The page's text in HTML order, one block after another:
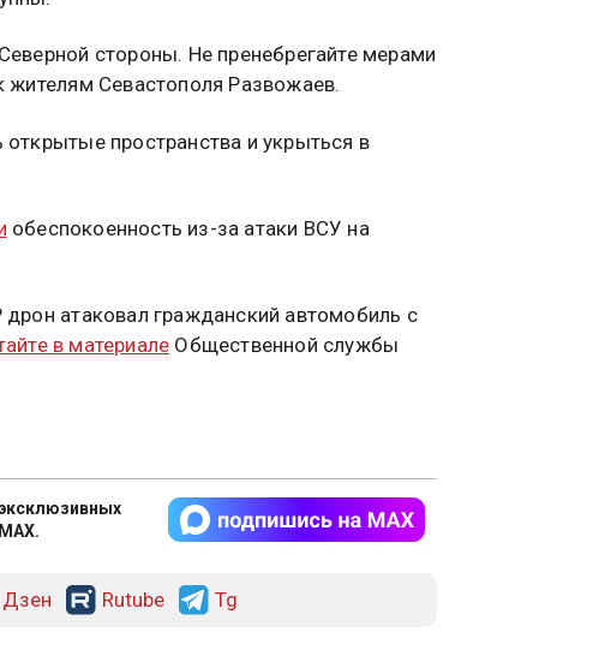
стороны. Не пренебрегайте мерами
жителям Севастополя Развожаев.
пространства и укрыться в
обеспокоенность из-за атаки ВСУ на
атаковал гражданский автомобиль с
в материале Общественной службы
Дзен Rutube Tg